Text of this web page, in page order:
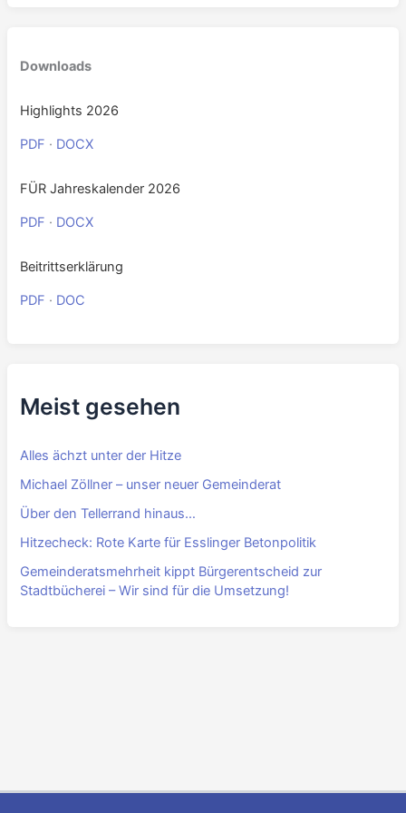
Downloads
Highlights 2026
PDF · DOCX
FÜR Jahreskalender 2026
PDF · DOCX
Beitrittserklärung
PDF · DOC
Meist gesehen
Alles ächzt unter der Hitze
Michael Zöllner – unser neuer Gemeinderat
Über den Tellerrand hinaus…
Hitzecheck: Rote Karte für Esslinger Betonpolitik
Gemeinderatsmehrheit kippt Bürgerentscheid zur
Stadtbücherei – Wir sind für die Umsetzung!